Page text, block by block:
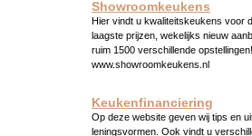
Showroomkeukens
Hier vindt u kwaliteitskeukens voor
laagste prijzen, wekelijks nieuw
ruim 1500 verschillende opstellingen!
www.showroomkeukens.nl
Keukenfinanciering
Op deze website geven wij tips en
leningsvormen. Ook vindt u